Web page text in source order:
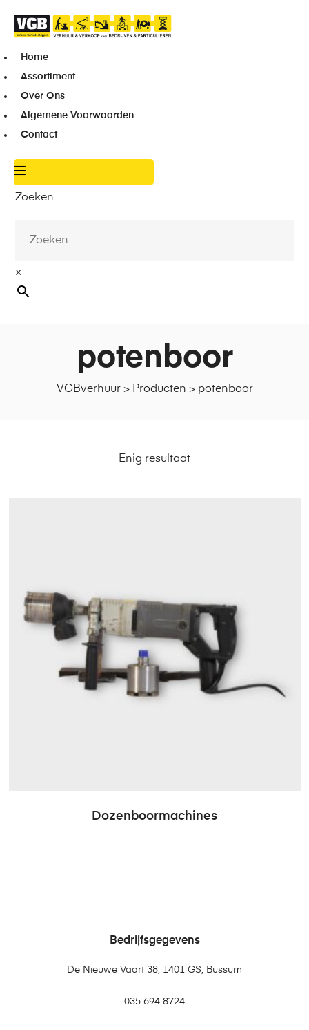
Home
Assortiment
Over Ons
Algemene Voorwaarden
Contact
Zoeken
×
VGBverhuur> Producten > potenboor
potenboor
Enig resultaat
Dozenboormachines
Bedrijfsgegevens
De Nieuwe Vaart 38, 1401 GS, Bussum
035 694 8724